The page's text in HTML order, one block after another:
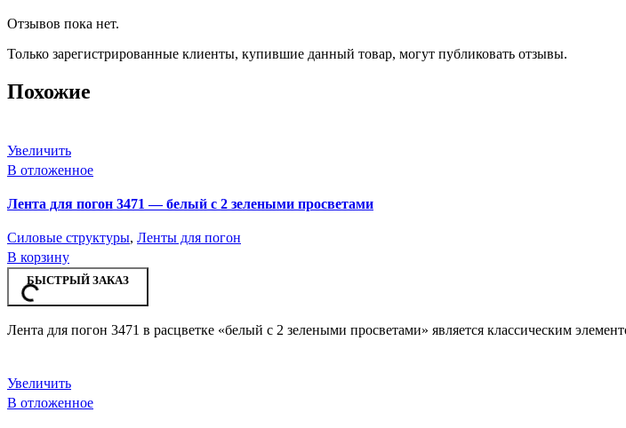
Отзывов пока нет.
Только зарегистрированные клиенты, купившие данный товар, могут публиковать отзывы.
Похожие
Увеличить
В отложенное
Лента для погон 3471 — белый с 2 зелеными просветами
Силовые структуры, Ленты для погон
В корзину
БЫСТРЫЙ ЗАКАЗ
Лента для погон 3471 в расцветке «белый с 2 зелеными просветами» является классическим
Увеличить
В отложенное